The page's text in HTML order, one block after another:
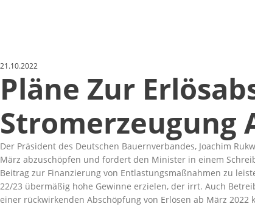
21.10.2022
Pläne Zur
Stromerzeugung
Der Präsident des Deutschen Bauernverbandes, Joachim
März abzuschöpfen und fordert den Minister in einem
Beitrag zur Finanzierung von Entlastungsmaßnahmen zu
22/23 übermäßig hohe Gewinne erzielen, der irrt. Auch
einer rückwirkenden Abschöpfung von Erlösen ab März 2022